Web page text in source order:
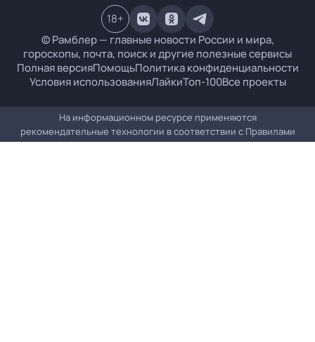
© Рамблер — главные новости России и мира,
гороскопы, почта, поиск и другие полезные сервисы
Полная версияПомощьПолитика конфиденциальности
Условия использованияЛайкиТоп-100Все проекты
18+
На информационном ресурсе применяются
рекомендательные технологии в соответствии с Правилами